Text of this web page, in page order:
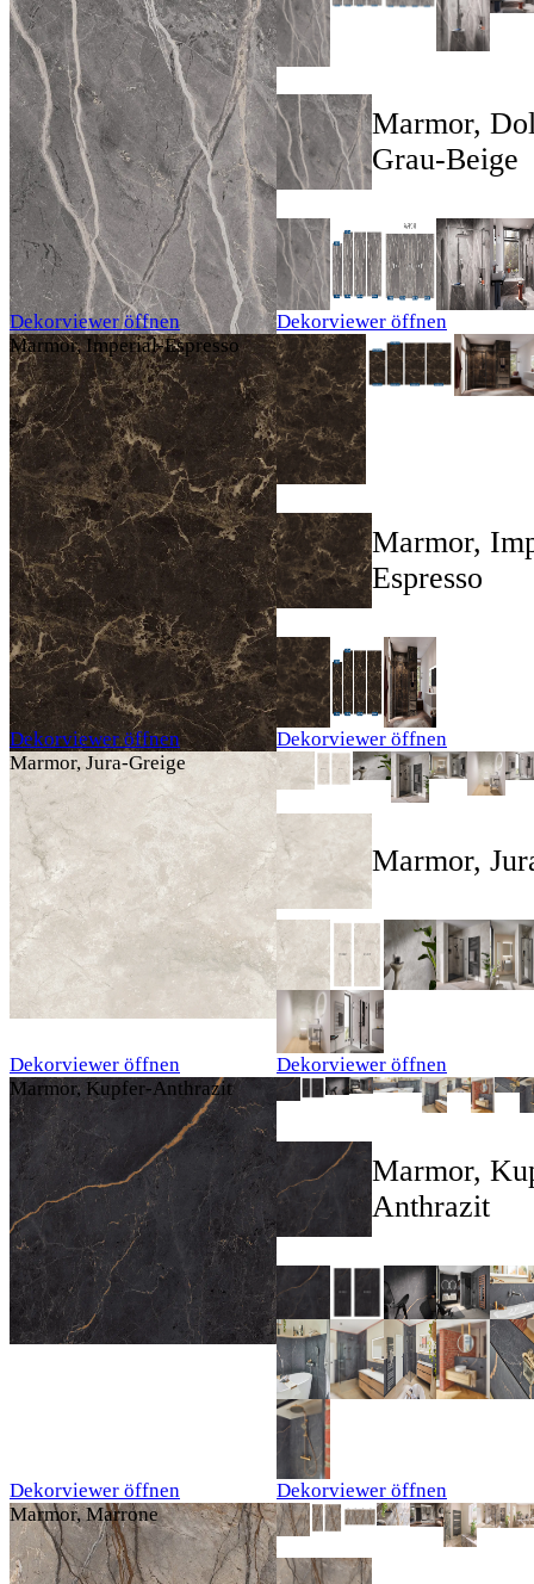
Dekorviewer öffnen
Marmor,
Grau-Beige
Dekorviewer öffnen
Marmor, Imperial-Espresso
Dekorviewer öffnen
Marmor,
Espresso
Dekorviewer öffnen
Marmor, Jura-Greige
Dekorviewer öffnen
Marmor,
Dekorviewer öffnen
Marmor, Kupfer-Anthrazit
Dekorviewer öffnen
Marmor,
Anthrazit
Dekorviewer öffnen
Marmor, Marrone